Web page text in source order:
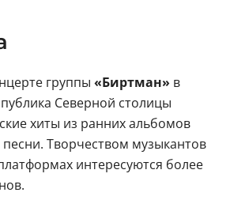
группы «Биртман» в
Северной столицы
хиты из ранних альбомов
Творчеством музыкантов
интересуются более